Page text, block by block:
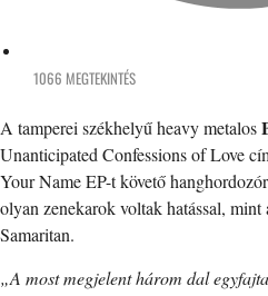
1066 MEGTEKINTÉS
A tamperei székhelyű heavy metalos
Unanticipated Confessions of Love
Your Name EP-t követő
olyan zenekarok voltak hatással,
Samaritan.
„A most megjelent három dal